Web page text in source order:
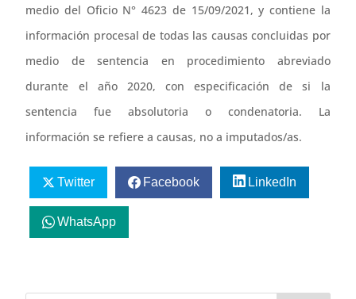
medio del Oficio N° 4623 de 15/09/2021, y contiene la
información procesal de todas las causas concluidas por
medio de sentencia en procedimiento abreviado
durante el año 2020, con especificación de si la
sentencia fue absolutoria o condenatoria. La
información se refiere a causas, no a imputados/as.
Twitter Facebook LinkedIn
WhatsApp